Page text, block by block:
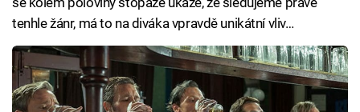
tenhle žánr, má to na diváka vpravdě unikátní vliv…